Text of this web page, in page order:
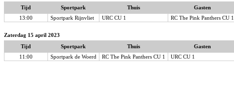
Tijd
Sportpark Thuis Gasten
13:00
Sportpark Rijnvliet URC CU 1 RC The Pink Panthers CU 1
Zaterdag 15 april 2023
Tijd
Sportpark Thuis Gasten
11:00
Sportpark de Woerd RC The Pink Panthers CU 1 URC CU 1